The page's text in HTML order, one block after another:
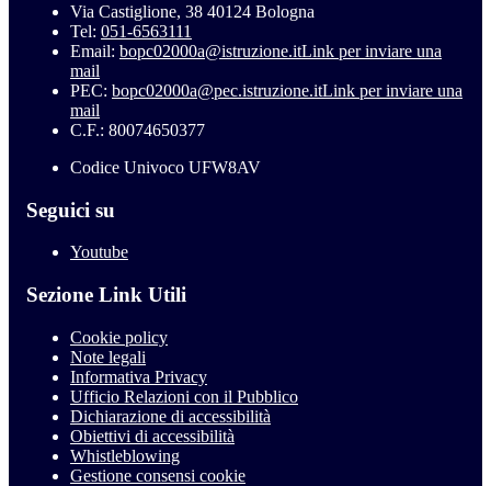
Via Castiglione, 38 40124 Bologna
Tel: 051-6563111
Email: bopc02000a@istruzione.itLink per inviare una
mail
PEC: bopc02000a@pec.istruzione.itLink per inviare una
mail
C.F.: 80074650377
Codice Univoco UFW8AV
Seguici su
Youtube
Sezione Link Utili
Cookie policy
Note legali
Informativa Privacy
Ufficio Relazioni con il Pubblico
Dichiarazione di accessibilità
Obiettivi di accessibilità
Whistleblowing
Gestione consensi cookie